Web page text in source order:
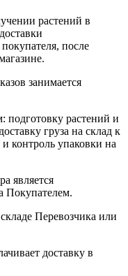
растений в
после
занимается
растений и
груза на склад к
контроль упаковки на
является
Покупателем.
Перевозчика или
доставку в